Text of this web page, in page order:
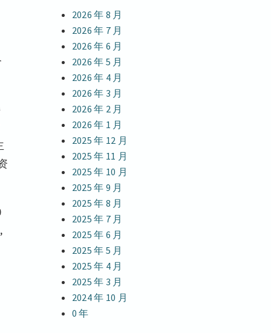
2026 年 8 月
2026 年 7 月
2026 年 6 月
2026 年 5 月
2026 年 4 月
2026 年 3 月
2026 年 2 月
2026 年 1 月
2025 年 12 月
2025 年 11 月
2025 年 10 月
2025 年 9 月
2025 年 8 月
2025 年 7 月
2025 年 6 月
2025 年 5 月
2025 年 4 月
2025 年 3 月
2024 年 10 月
0 年